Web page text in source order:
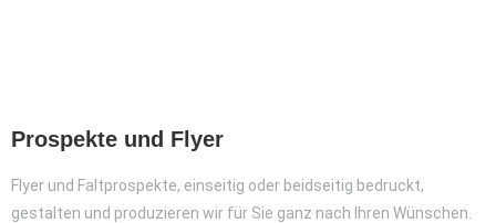
Prospekte und Flyer
Flyer und Faltprospekte, einseitig oder beidseitig bedruckt,
gestalten und produzieren wir für Sie ganz nach Ihren Wünschen.